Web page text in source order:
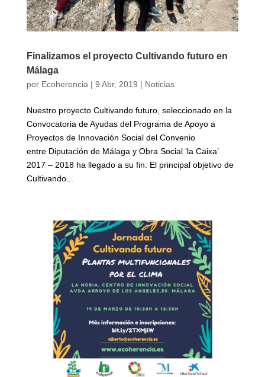
Finalizamos el proyecto Cultivando futuro en
Málaga
por Ecoherencia | 9 Abr, 2019 | Noticias
Nuestro proyecto Cultivando futuro, seleccionado en la
Convocatoria de Ayudas del Programa de Apoyo a
Proyectos de Innovación Social del Convenio
entre Diputación de Málaga y Obra Social ‘la Caixa’
2017 – 2018 ha llegado a su fin. El principal objetivo de
Cultivando...